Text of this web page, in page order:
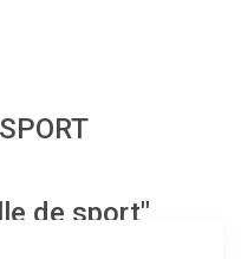
de sport"